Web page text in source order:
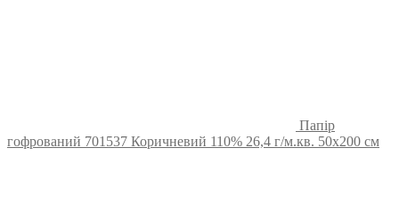
Папір
гофрований 701537 Коричневий 110% 26,4 г/м.кв. 50х200 см